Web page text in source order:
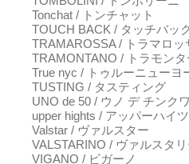
Tonchat / トンチャット
TOUCH BACK / タッチバック
TRAMAROSSA / トラマロッ
TRAMONTANO / トラモンタ
True nyc / トゥルーニューヨ
TUSTING / タスティング
UNO de 50 / ウノ デ チンク
upper hights / アッパーハイツ
Valstar / ヴァルスター
VALSTARINO / ヴァルスタリ
VIGANO / ビガーノ